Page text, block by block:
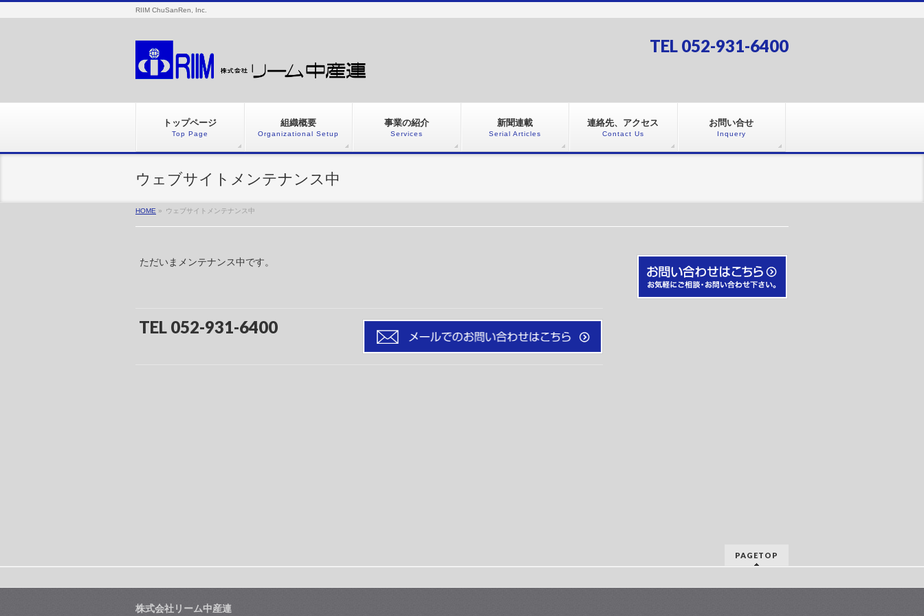
RIIM ChuSanRen, Inc.
TEL 052-931-6400
トップページ
Top Page
組織概要
Organizational Setup
事業の紹介
Services
新聞連載
Serial Articles
連絡先、アクセス
Contact Us
お問い合せ
Inquery
ウェブサイトメンテナンス中
HOME » ウェブサイトメンテナンス中
ただいまメンテナンス中です。
TEL 052-931-6400
PAGETOP
株式会社リーム中産連